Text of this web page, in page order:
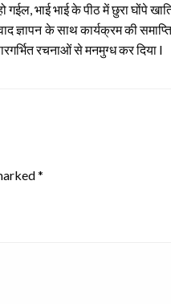
गईल, भाई भाई के पीठ में छुरा
के साथ कार्यक्रम की समाप्ति
रचनाओं से मनमुग्ध कर दिया l
*